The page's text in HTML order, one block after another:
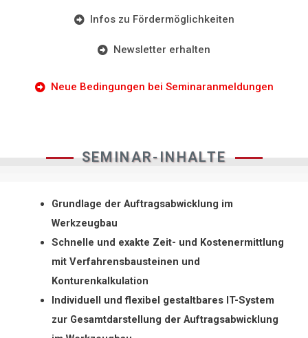
Infos zu Fördermöglichkeiten
Newsletter erhalten
Neue Bedingungen bei Seminaranmeldungen
SEMINAR-INHALTE
Grundlage der Auftragsabwicklung im
Werkzeugbau
Schnelle und exakte Zeit- und Kostenermittlung
mit Verfahrensbausteinen und
Konturenkalkulation
Individuell und flexibel gestaltbares IT-System
zur Gesamtdarstellung der Auftragsabwicklung